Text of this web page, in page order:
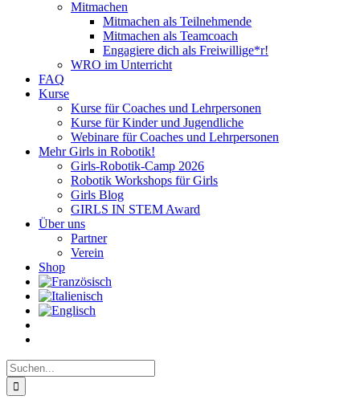
Mitmachen
Mitmachen als Teilnehmende
Mitmachen als Teamcoach
Engagiere dich als Freiwillige*r!
WRO im Unterricht
FAQ
Kurse
Kurse für Coaches und Lehrpersonen
Kurse für Kinder und Jugendliche
Webinare für Coaches und Lehrpersonen
Mehr Girls in Robotik!
Girls-Robotik-Camp 2026
Robotik Workshops für Girls
Girls Blog
GIRLS IN STEM Award
Über uns
Partner
Verein
Shop
Suche
nach: